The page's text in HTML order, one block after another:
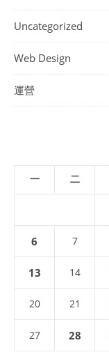
Uncategorized
Web Design
運營
一 二
6 7
13 14
20 21
27 28